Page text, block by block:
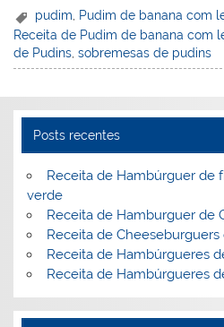
er
e
st
k
e
dI
c
e
b
o
k
itt
er
ai
l
pudim, Pudim de banana com
Receita de Pudim de banana com
de Pudins ,sobremesas de pudins
Posts recentes
Receita de Hambúrguer de
verde
Receita de Hamburguer de
Receita de
Receita de Hambúrgueres
Receita de Hambúrgueres